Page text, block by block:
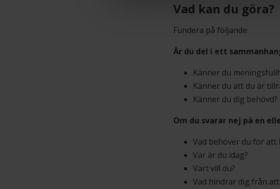
Vad kan du göra?
Fundera på följande:
Är du del i ett
Känner du
Känner du att du är
Känner du dig
Om du svarar nej på en
Vad behöver du för att
Var är du idag?
Vart vill du?
Vad hindrar dig från